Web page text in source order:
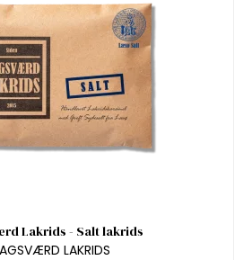
Lakrids - Salt lakrids
LAKRIDS